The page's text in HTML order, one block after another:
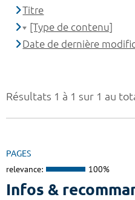
Résultats 1 à 1 sur 1 au
PAGES
relevance: 100%
Infos &
Titre
[Type de contenu]
Date de dernière